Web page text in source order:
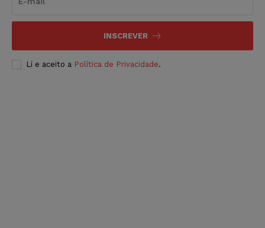
INSCREVER
Li e aceito a Política de Privacidade.